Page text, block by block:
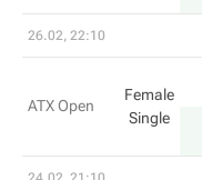
26.02, 22:10
ATX Open
Female
Single